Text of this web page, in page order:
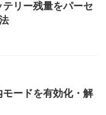
リー残量をパーセ
ードを有効化・解